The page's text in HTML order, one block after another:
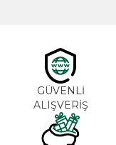
GÜVENLİ
ALIŞVERİŞ